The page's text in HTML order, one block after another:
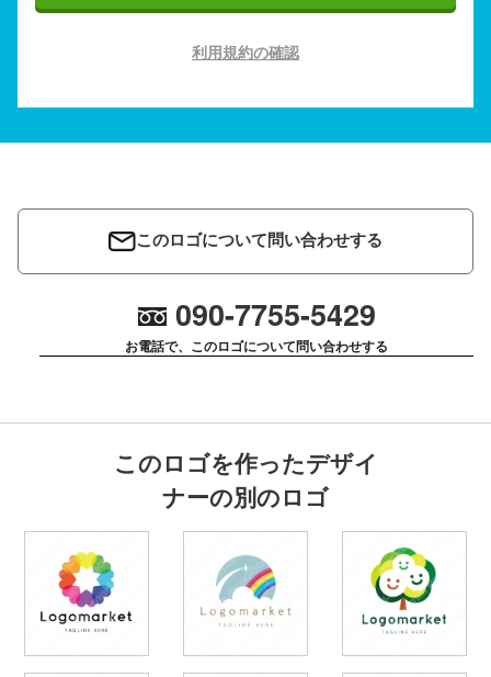
利用規約の確認
このロゴについて問い合わせする
090-7755-5429
お電話で、このロゴについて問い合わせする
このロゴを作ったデザイ
ナーの別のロゴ